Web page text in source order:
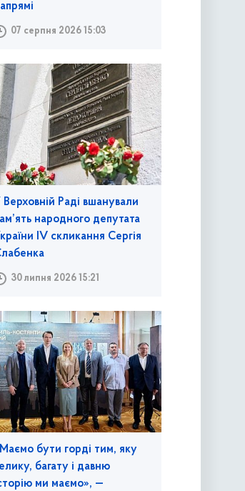
07 серпня 2026 15:03
Верховній Раді вшанували
народного депутата
IV скликання Сергія
30 липня 2026 15:21
бути горді тим, яку
багату і давню
ми маємо», —